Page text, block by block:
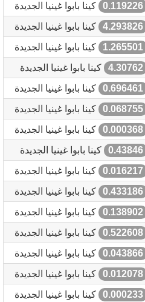
0.119226
كينا بابوا غينيا الجديدة
4.293826
كينا بابوا غينيا الجديدة
1.265501
كينا بابوا غينيا الجديدة
4.30762
كينا بابوا غينيا الجديدة
0.696461
كينا بابوا غينيا الجديدة
0.068755
كينا بابوا غينيا الجديدة
0.000368
كينا بابوا غينيا الجديدة
0.43846
كينا بابوا غينيا الجديدة
0.016217
كينا بابوا غينيا الجديدة
0.433186
كينا بابوا غينيا الجديدة
0.138902
كينا بابوا غينيا الجديدة
0.522608
كينا بابوا غينيا الجديدة
0.043866
كينا بابوا غينيا الجديدة
0.012078
كينا بابوا غينيا الجديدة
0.000233
كينا بابوا غينيا الجديدة